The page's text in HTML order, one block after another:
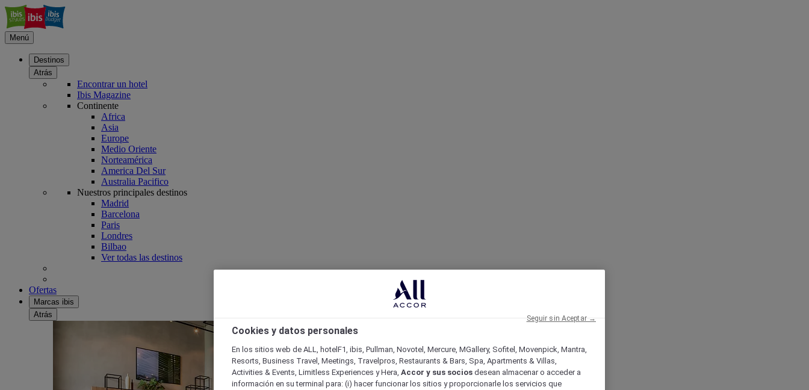
Menú
Destinos
Atrás
Encontrar un hotel
Ibis Magazine
Continente
Africa
Asia
Europe
Medio Oriente
Norteamérica
America Del Sur
Australia Pacifico
Nuestros principales destinos
Madrid
Barcelona
Paris
Londres
Bilbao
Ver todas las destinos
Ofertas
Marcas ibis
Atrás
Cookies y datos personales
En los sitios web de ALL, hotelF1, ibis, Pullman, Novotel, Mercure, MGallery, Sofitel, Movenpick, Mantra,
Resorts, Business Travel, Meetings, Travelpros, Restaurants & Bars, Spa, Apartments & Villas,
Activities & Events, Limitless Experiences y Hera, Accor y sus socios desean almacenar o acceder a
información en su terminal para: (i) hacer funcionar los sitios y proporcionarle los servicios que
Seguir sin Aceptar →